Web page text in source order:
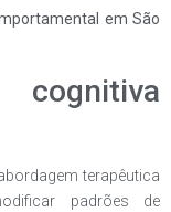
em São
terapêutica
padrões de